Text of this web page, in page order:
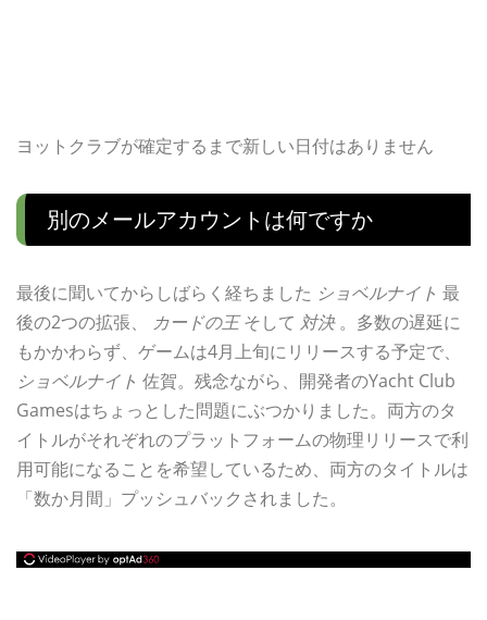
ヨットクラブが確定するまで新しい日付はありません
別のメールアカウントは何ですか
最後に聞いてからしばらく経ちました ショベルナイト 最
後の2つの拡張、
カードの王そして 対決。多数の遅延に
もかかわらず、ゲームは4月上旬にリリースする予定で、
ショベルナイト 佐賀。残念ながら、開発者のYacht Club
Gamesはちょっとした問題にぶつかりました。両方のタ
イトルがそれぞれのプラットフォームの物理リリースで利
用可能になることを希望しているため、両方のタイトルは
「数か月間」プッシュバックされました。